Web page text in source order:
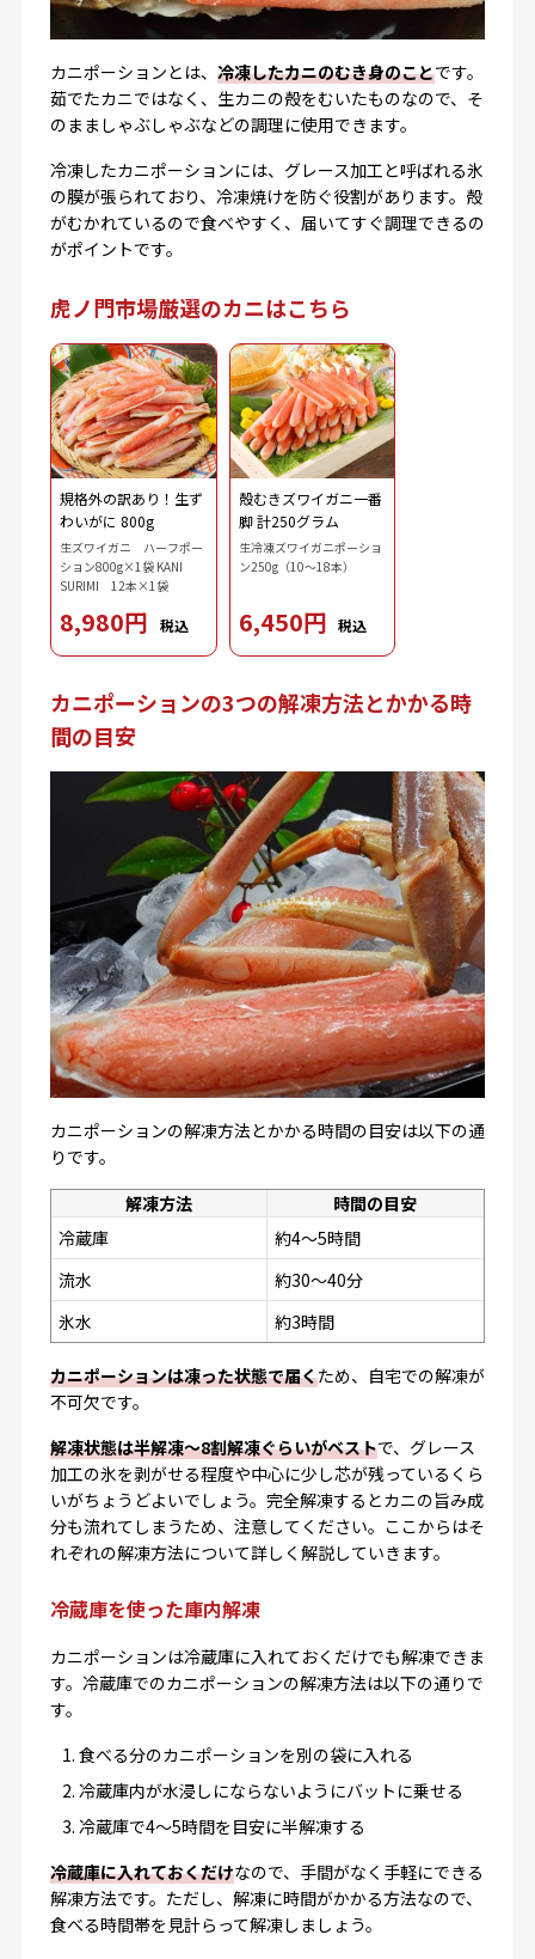
カニポーションとは、 冷凍したカニのむき身のことです。
茹でたカニではなく、生カニの殻をむいたものなので、そ
のまましゃぶしゃぶなどの調理に使用できます。
冷凍したカニポーションには、グレース加工と呼ばれる氷
の膜が張られており、冷凍焼けを防ぐ役割があります。殻
がむかれているので食べやすく、届いてすぐ調理できるの
がポイントです。
虎ノ門市場厳選のカニはこちら
規格外の訳あり！生ず
わいがに 800g
生ズワイガニ ハーフポー
ション800g×1袋 KANI
SURIMI 12本×1袋
8,980円 税込
殻むきズワイガニ一番
脚 計250グラム
生冷凍ズワイガニポーショ
ン250g（10～18本）
6,450円 税込
カニポーションの3つの解凍方法とかかる時
間の目安
カニポーションの解凍方法とかかる時間の目安は以下の通
りです。
解凍方法
時間の目安
冷蔵庫
約4〜5時間
流水
約30〜40分
氷水
約3時間
カニポーションは凍った状態で届くため、自宅での解凍が
不可欠です。
解凍状態は半解凍～8割解凍ぐらいがベストで、グレース
加工の氷を剥がせる程度や中心に少し芯が残っているくら
いがちょうどよいでしょう。完全解凍するとカニの旨み成
分も流れてしまうため、注意してください。ここからはそ
れぞれの解凍方法について詳しく解説していきます。
冷蔵庫を使った庫内解凍
カニポーションは冷蔵庫に入れておくだけでも解凍できま
す。冷蔵庫でのカニポーションの解凍方法は以下の通りで
す。
食べる分のカニポーションを別の袋に入れる
冷蔵庫内が水浸しにならないようにバットに乗せる
冷蔵庫で4～5時間を目安に半解凍する
冷蔵庫に入れておくだけなので、手間がなく手軽にできる
解凍方法です。ただし、解凍に時間がかかる方法なので、
食べる時間帯を見計らって解凍しましょう。